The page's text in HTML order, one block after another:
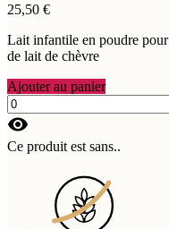
25,50 €
Lait infantile en poudre
de lait de chèvre
Ajouter au panier
visibility
Ce produit est sans..